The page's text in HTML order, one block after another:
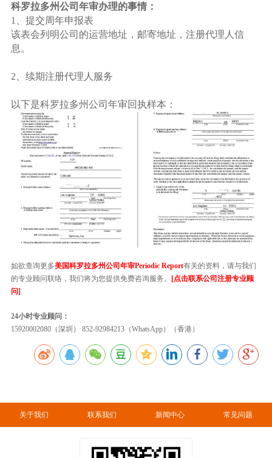
科罗拉多州公司年审办理的事情：
1、提交周年申报表
该表会列明公司的运营地址，邮寄地址，注册代理人信
息。
2、续期注册代理人服务
以下是科罗拉多州公司年审回执样本：
如欲查询更多美国科罗拉多州公司年审Periodic Report有关的资料，请与我们
的专业顾问联络，我们将为您提供免费咨询服务。 [点击联系公司注册专业顾
问]
24小时专业顾问：
15920002080（深圳） 852-92984213（WhatsApp）（香港）
关于我们 联系我们 新闻中心 常见问题